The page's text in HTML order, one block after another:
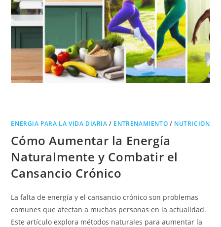
ENERGIA PARA LA VIDA DIARIA / ENTRENAMIENTO / NUTRICION
Cómo Aumentar la Energía
Naturalmente y Combatir el
Cansancio Crónico
La falta de energía y el cansancio crónico son problemas
comunes que afectan a muchas personas en la actualidad.
Este artículo explora métodos naturales para aumentar la